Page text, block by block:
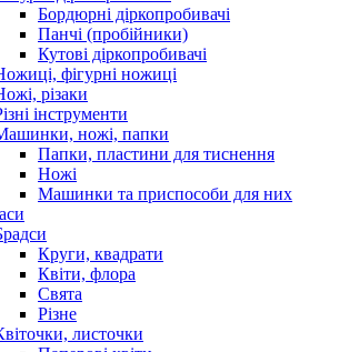
Бордюрні діркопробивачі
Панчі (пробійники)
Кутові діркопробивачі
фігурні ножиці
різаки
інструменти
ножі, папки
Папки, пластини для тиснення
Ножі
Машинки та приспособи для них
Круги, квадрати
Квіти, флора
Свята
Різне
листочки